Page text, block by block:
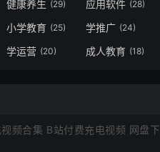
健康养生 (29) 应用软件 (28)
小学教育 (25) 学推广 (24)
学运营 (20) 成人教育 (18)
频合集 B站付费充电视频 网盘下